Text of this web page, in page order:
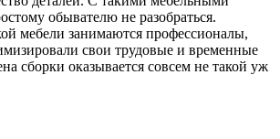
обывателю не разобраться.
мебели занимаются профессионалы,
свои трудовые и временные
сборки оказывается совсем не такой уж